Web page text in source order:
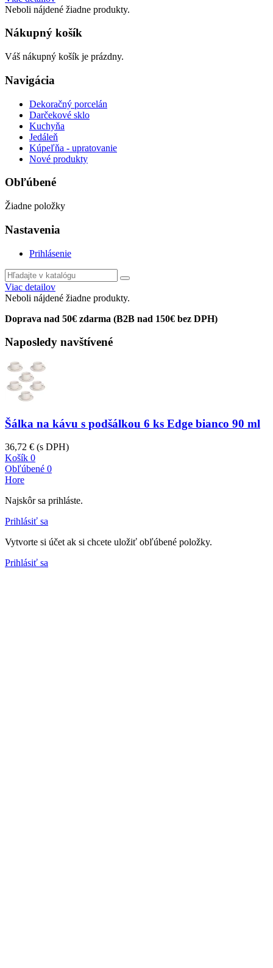
Neboli nájdené žiadne produkty.
Nákupný košík
Váš nákupný košík je prázdny.
Navigácia
Dekoračný porcelán
Darčekové sklo
Kuchyňa
Jedáleň
Kúpeľňa - upratovanie
Nové produkty
Obľúbené
Žiadne položky
Nastavenia
Prihlásenie
Viac detailov
Neboli nájdené žiadne produkty.
Doprava nad 50€ zdarma (B2B nad 150€ bez DPH)
Naposledy navštívené
Šálka na kávu s podšálkou 6 ks Edge bianco 90 ml
36,72 € (s DPH)
Košík 0
Obľúbené 0
Hore
Najskôr sa prihláste.
Prihlásiť sa
Vytvorte si účet ak si chcete uložiť obľúbené položky.
Prihlásiť sa